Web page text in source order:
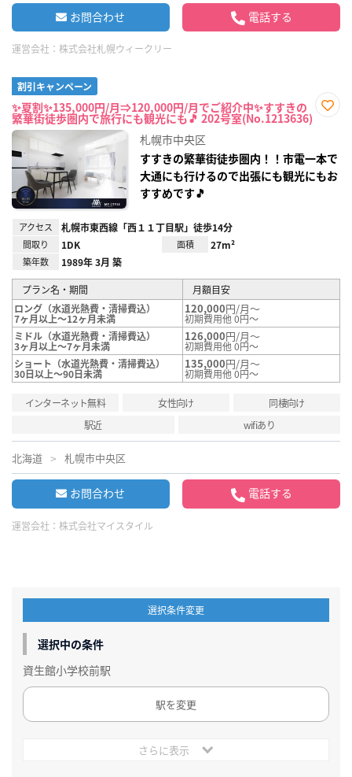
お問合わせ 電話する
運営会社： 株式会社札幌ウィークリー
割引キャンペーン
✨夏割✨135,000円/月⇒120,000円/月でご紹介中✨すすきの
繁華街徒歩圏内で旅行にも観光にも🎵 202号室(No.1213636)
録
札幌市中央区
すすきの繁華街徒歩圏内！！市電一本で
大通にも行けるので出張にも観光にもお
すすめです🎵
アクセス 札幌市東西線「西１１丁目駅」徒歩14分
間取り 1DK 面積 27m²
築年数 1989年 3月 築
プラン名・期間
月額目安
ロング（水道光熱費・清掃費込）
7ヶ月以上～12ヶ月未満
120,000円/月～
初期費用他 0円～
ミドル（水道光熱費・清掃費込）
3ヶ月以上～7ヶ月未満
126,000円/月～
初期費用他 0円～
ショート（水道光熱費・清掃費込）
30日以上～90日未満
135,000円/月～
初期費用他 0円～
インターネット無料 女性向け
同棲向け
駅近
wifiあり
北海道 札幌市中央区
お問合わせ 電話する
運営会社： 株式会社マイスタイル
選択条件変更
選択中の条件
資生館小学校前駅
駅を変更
さらに表示